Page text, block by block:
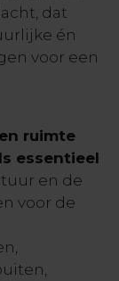
dat
én
voor een
ruimte
essentieel
en de
voor de